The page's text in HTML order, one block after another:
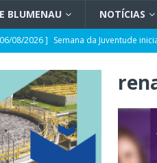
BLUMENAU NOTÍCIAS
08/2026 ] Semana da Juventude
[ 06/08/2026 ] UFSC Blumenau terá
08/2026 ] Primeiro suplente de
08/2026 ] STJ decide punir Buzzi
08/2026 ]
A deputada que gosta